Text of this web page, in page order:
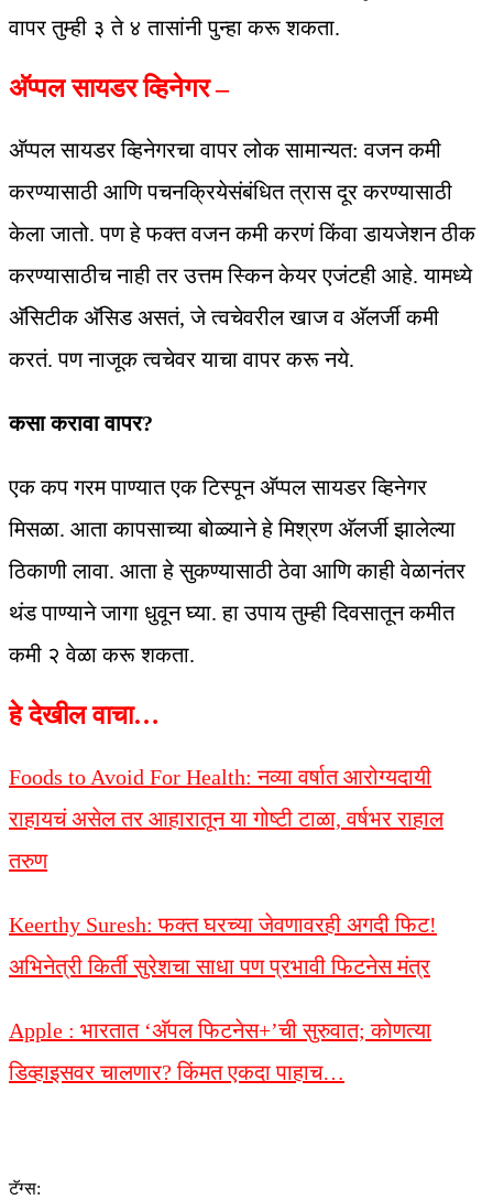
वापर तुम्ही ३ ते ४ तासांनी पुन्हा करू शकता.
अ‍ॅप्पल सायडर व्हिनेगर –
अ‍ॅप्पल सायडर व्हिनेगरचा वापर लोक सामान्यत: वजन कमी
करण्यासाठी आणि पचनक्रियेसंबंधित त्रास दूर करण्यासाठी
केला जातो. पण हे फक्त वजन कमी करणं किंवा डायजेशन ठीक
करण्यासाठीच नाही तर उत्तम स्किन केयर एजंटही आहे. यामध्ये
अ‍ॅसिटीक अ‍ॅसिड असतं, जे त्वचेवरील खाज व अ‍ॅलर्जी कमी
करतं. पण नाजूक त्वचेवर याचा वापर करू नये.
कसा करावा वापर?
एक कप गरम पाण्यात एक टिस्पून अ‍ॅप्पल सायडर व्हिनेगर
मिसळा. आता कापसाच्या बोळ्याने हे मिश्रण अ‍ॅलर्जी झालेल्या
ठिकाणी लावा. आता हे सुकण्यासाठी ठेवा आणि काही वेळानंतर
थंड पाण्याने जागा धुवून घ्या. हा उपाय तुम्ही दिवसातून कमीत
कमी २ वेळा करू शकता.
हे देखील वाचा…
Foods to Avoid For Health: नव्या वर्षात आरोग्यदायी
राहायचं असेल तर आहारातून या गोष्टी टाळा, वर्षभर राहाल
तरुण
Keerthy Suresh: फक्त घरच्या जेवणावरही अगदी फिट!
अभिनेत्री किर्ती सुरेशचा साधा पण प्रभावी फिटनेस मंत्र
Apple : भारतात ‘अ‍ॅपल फिटनेस+’ची सुरुवात; कोणत्या
डिव्हाइसवर चालणार? किंमत एकदा पाहाच…
टॅग्स: